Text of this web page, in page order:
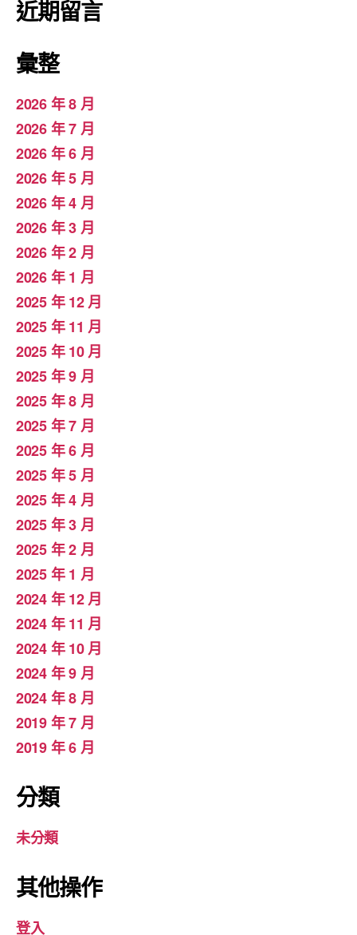
近期留言
彙整
2026 年 8 月
2026 年 7 月
2026 年 6 月
2026 年 5 月
2026 年 4 月
2026 年 3 月
2026 年 2 月
2026 年 1 月
2025 年 12 月
2025 年 11 月
2025 年 10 月
2025 年 9 月
2025 年 8 月
2025 年 7 月
2025 年 6 月
2025 年 5 月
2025 年 4 月
2025 年 3 月
2025 年 2 月
2025 年 1 月
2024 年 12 月
2024 年 11 月
2024 年 10 月
2024 年 9 月
2024 年 8 月
2019 年 7 月
2019 年 6 月
分類
未分類
其他操作
登入